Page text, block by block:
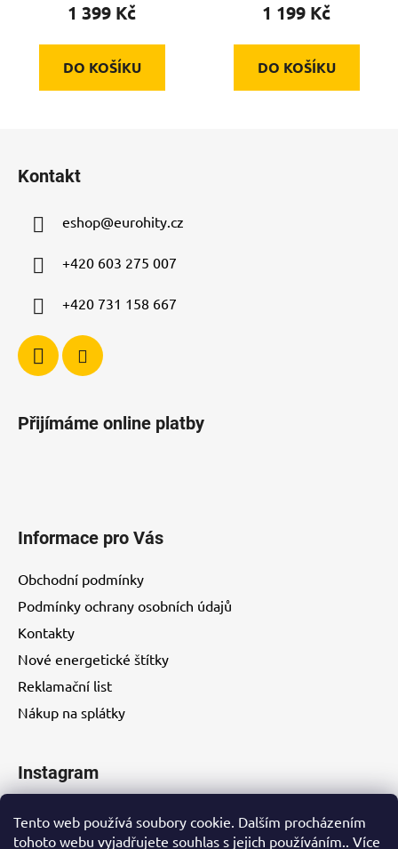
Tento web používá soubory cookie. Dalším procházením
tohoto webu vyjadřujete souhlas s jejich používáním.. Více
1 399 Kč
DO KOŠÍKU
1 199 Kč
DO KOŠÍKU
Kontakt
eshop@eurohity.cz
+420 603 275 007
+420 731 158 667
Přijímáme online platby
Informace pro Vás
Obchodní podmínky
Podmínky ochrany osobních údajů
Kontakty
Nové energetické štítky
Reklamační list
Nákup na splátky
Instagram